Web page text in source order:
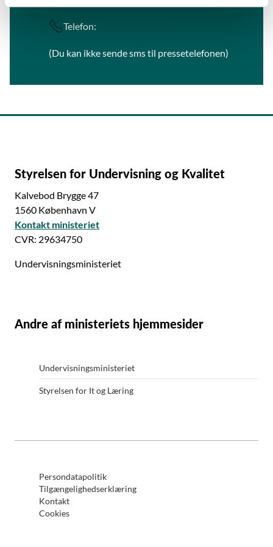
Telefon:
(Du kan ikke sende sms til pressetelefonen)
Styrelsen for Undervisning og Kvalitet
Kalvebod Brygge 47
1560 København V
Kontakt ministeriet
CVR: 29634750
Undervisningsministeriet
Andre af ministeriets hjemmesider
Undervisningsministeriet
Styrelsen for It og Læring
Persondatapolitik
Tilgængelighedserklæring
Kontakt
Cookies